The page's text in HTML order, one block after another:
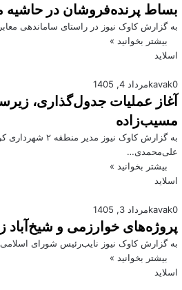
بساط پرنده‌فروشان در
به گزارش کاوک نیوز در راستای ساماندهی
بیشتر بخوانید »
اسلاید
kavakمرداد 4, 1405 0
آغاز عملیات جدول‌گذاری،
مسیب‌زاده
به گزارش کاوک
علی‌محمدی…
بیشتر بخوانید »
اسلاید
kavakمرداد 3, 1405 0
پروژه‌های خوارزمی و شیخ‌آباد
به گزارش کاوک نیوز نایب‌رئیس شورای
بیشتر بخوانید »
اسلاید